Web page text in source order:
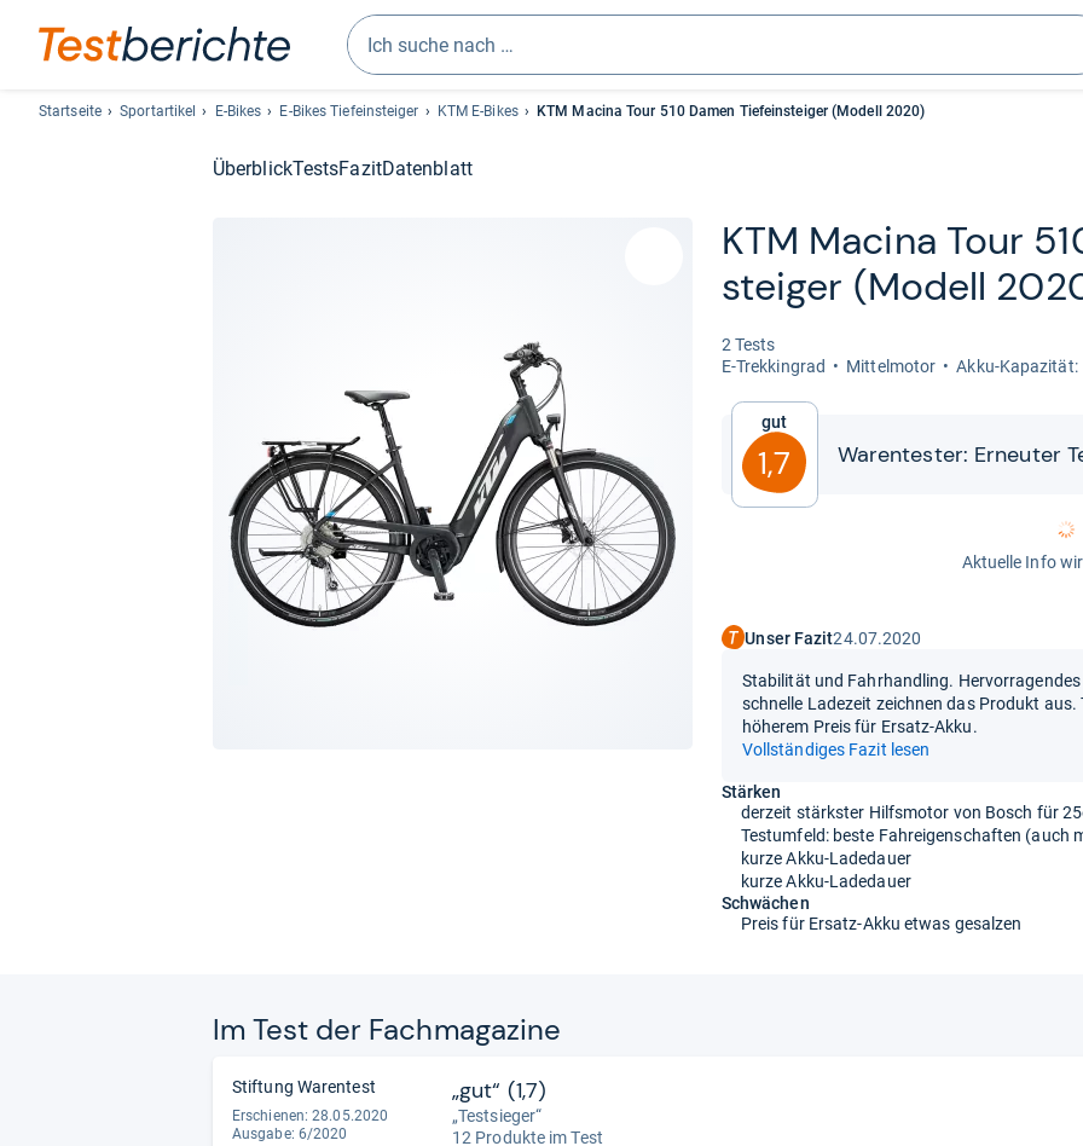
Sie
drei
mit
den
Pfeiltasten
auswählen.
Startseite Sportartikel E-Bikes E-Bikes Tiefeinsteiger KTM E-Bikes KTM Macina Tour 510 Damen Tiefeinsteiger (Modell 2020)
ÜberblickTestsFazitDatenblatt
KTM Macina Tour
stei­ger (Modell
2 Tests
E-​Trek­kin­grad
Mit­tel­mo­tor Akku-​​Kapa­zi­tät:
Gut
1,7 Waren­tes­ter: Erneu­ter
Aktuelle Info
Unser Fazit24.07.2020
Stabilität und Fahrhandling.
schnelle Ladezeit zeichnen das Produkt
höherem Preis für Ersatz-Akku.
Vollständiges Fazit lesen
Stärken
derzeit stärkster Hilfsmotor von Bosch für
Testumfeld: beste Fahreigenschaften (auch
kurze Akku-Ladedauer
kurze Akku-Ladedauer
Schwächen
Preis für Ersatz-Akku etwas gesalzen
Im Test der Fach­ma­ga­zine
Stiftung Warentest
Erschienen: 28.05.2020
Ausgabe: 6/2020
„gut“ (1,7)
„Testsieger“
12 Produkte im Test